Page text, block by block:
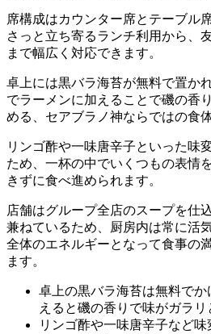
席構成はカウンター席とテーブル
さっと立ち寄るランチ利用から、
まで幅広く対応できます。
卓上には黒バラ海苔が無料で置か
でラーメンに加えることで磯の香
める、セアブラノ神ならではの食
リンゴ酢や一味唐辛子といった味
ため、一杯の中でいくつもの表情
きずに食べ進められます。
店舗はグループ全店のスープを仕
兼ねているため、厨房内は常に活
全体のエネルギーとなって食事の
ます。
卓上の黒バラ海苔は無料で
えると磯の香りで味がガラリ
リンゴ酢や一味唐辛子など